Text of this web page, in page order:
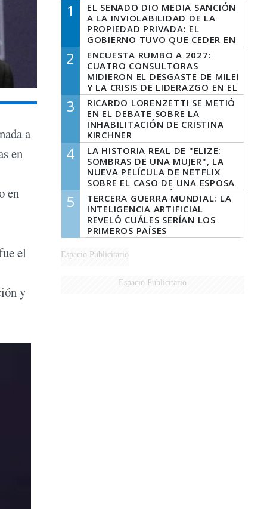
a
en
en
el
y
1
EL SENADO DIO MEDIA SANCIÓN
A LA INVIOLABILIDAD DE LA
PROPIEDAD PRIVADA: EL
GOBIERNO TUVO QUE CEDER EN
LA LEY DEL MANEJO DEL FUEGO
2
ENCUESTA RUMBO A 2027:
CUATRO CONSULTORAS
MIDIERON EL DESGASTE DE MILEI
Y LA CRISIS DE LIDERAZGO EN EL
PERONISMO
3
RICARDO LORENZETTI SE METIÓ
EN EL DEBATE SOBRE LA
INHABILITACIÓN DE CRISTINA
KIRCHNER
4
LA HISTORIA REAL DE "ELIZE:
SOMBRAS DE UNA MUJER", LA
NUEVA PELÍCULA DE NETFLIX
SOBRE EL CASO DE UNA ESPOSA
QUE DESCUARTIZÓ A SU
MARIDO
5
TERCERA GUERRA MUNDIAL: LA
INTELIGENCIA ARTIFICIAL
REVELÓ CUÁLES SERÍAN LOS
PRIMEROS PAÍSES
LATINOAMERICANOS EN SER
DERROTADOS
Espacio Publicitario
Espacio Publicitario